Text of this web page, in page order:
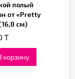
полый
от «Pretty
см)
T
корзину